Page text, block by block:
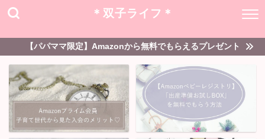
＊双子ライフ＊
【パパママ限定】Amazonから無料でもらえるプレゼント